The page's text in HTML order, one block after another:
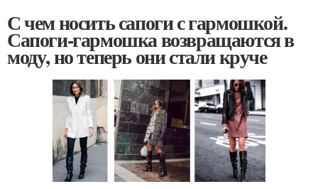
С чем носить сапоги с гармошкой.
Сапоги-гармошка возвращаются в
моду, но теперь они стали круче